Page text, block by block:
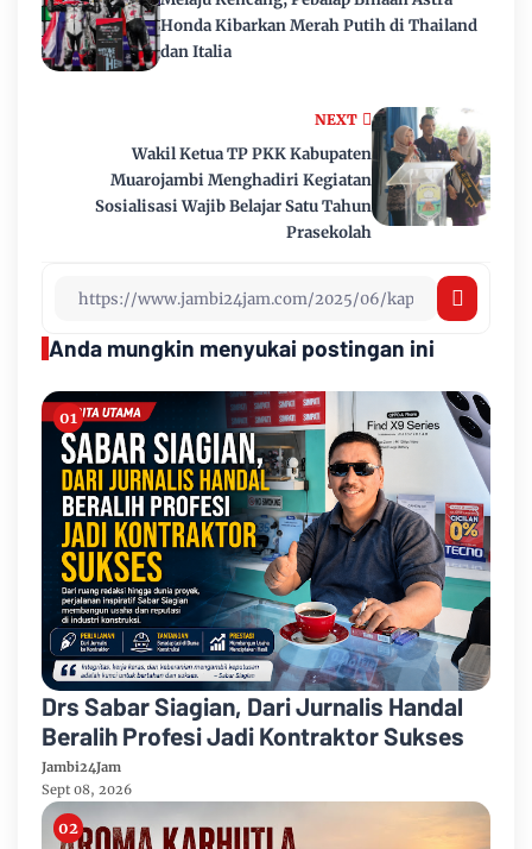
NEXT
Wakil Ketua TP PKK Kabupaten
Muarojambi Menghadiri Kegiatan
Sosialisasi Wajib Belajar Satu Tahun
Prasekolah
Honda Kibarkan Merah Putih di Thailand
dan Italia
Anda mungkin menyukai postingan ini
Drs Sabar Siagian, Dari Jurnalis Handal
Beralih Profesi Jadi Kontraktor Sukses
Jambi24Jam
Sept 08, 2026